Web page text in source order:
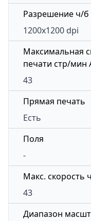
Разрешение ч/б
1200x1200 dpi
Максимальная
печати стр/мин
43
Прямая печать
Есть
Поля
-
Макс. скорость
43
Диапазон